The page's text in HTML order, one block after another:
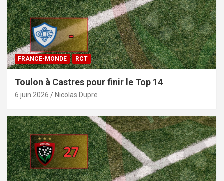
FRANCE-MONDE RCT
Toulon à Castres pour finir le Top 14
6 juin 2026 Nicolas Dupre